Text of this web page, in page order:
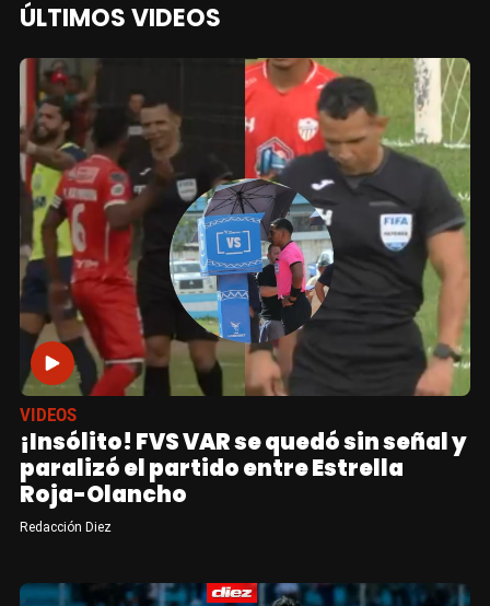
ÚLTIMOS VIDEOS
VIDEOS
¡Insólito! FVS VAR se quedó sin señal y
paralizó el partido entre Estrella
Roja-Olancho
Redacción Diez